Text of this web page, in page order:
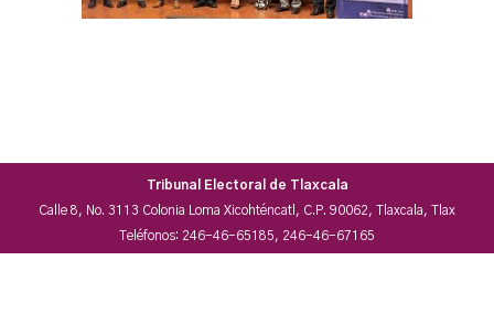
Tribunal Electoral de Tlaxcala
Calle 8, No. 3113 Colonia Loma Xicohténcatl, C.P. 90062, Tlaxcala, Tlax
Teléfonos: 246-46-65185, 246-46-67165